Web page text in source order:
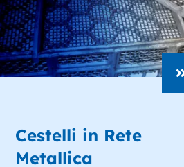
Cestelli in Rete
Metallica